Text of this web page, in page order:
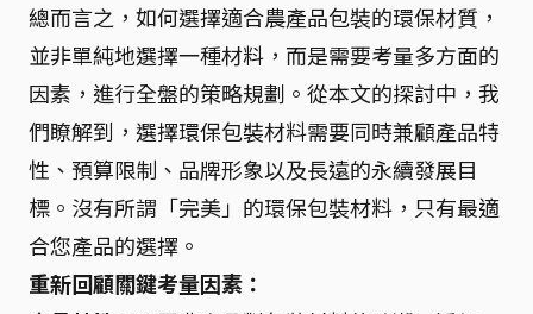
總而言之，如何選擇適合農產品包裝的環保材質，
並非單純地選擇一種材料，而是需要考量多方面的
因素，進行全盤的策略規劃。從本文的探討中，我
們瞭解到，選擇環保包裝材料需要同時兼顧產品特
性、預算限制、品牌形象以及長遠的永續發展目
標。沒有所謂「完美」的環保包裝材料，只有最適
合您產品的選擇。
重新回顧關鍵考量因素：